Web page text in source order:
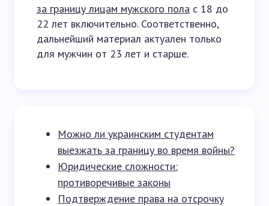
за границу лицам мужского пола с 18 до
22 лет включительно. Соответственно,
дальнейший материал актуален только
для мужчин от 23 лет и старше.
Можно ли украинским студентам
выезжать за границу во время войны?
Юридические сложности:
противоречивые законы
Подтверждение права на отсрочку